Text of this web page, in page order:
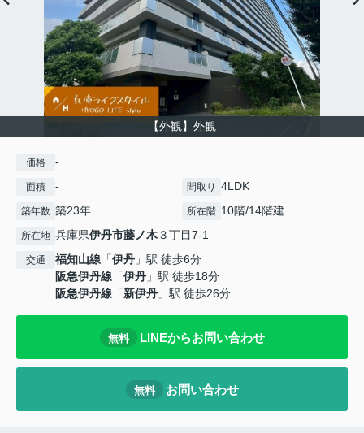
【外観】外観
価格 -
面積 - 間取り 4LDK
築年数 築23年 所在階 10階/14階建
所在地 兵庫県伊丹市藤ノ木３丁目7-1
交通 福知山線 「伊丹 」駅 徒歩6分
阪急伊丹線 「伊丹 」駅 徒歩18分
阪急伊丹線 「新伊丹 」駅 徒歩26分
無料 LINEからお問い合わせ
無料 お問い合わせ